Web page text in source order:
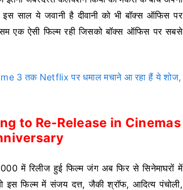
इस साल ये जवानी है दीवानी को भी बॉक्स ऑफिस पर
एक ऐसी फिल्म रही जिसको बॉक्स ऑफिस पर सबसे
3 तक Netflix पर धमाल मचाने आ रहा हैं ये शोज,
to Re-Release in Cinemas
में रिलीज हुई फिल्म जंग अब फिर से सिनेमाघरों में
इस फिल्म में संजय दत्त, जैकी श्रॉफ, आदित्य पंचोली,